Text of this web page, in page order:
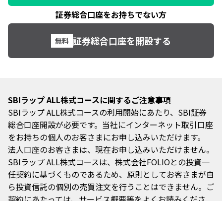
既にいずれかのコースを契約済みの場合は、ラップサマ
リー画面のタブから、別のコースをお申込みいただけま
プサマリー」画面上の「購入＞」ボタンから購入画面へ
移動してください。
※「すべて」タブを選択時に「購入＞」を選択すると、
コース選択画面が表示されます。
方法２：「ラップサマリー」画面にあるメニューの「購
入＞」ボタンから、コース選択画面を開き、
申し込みたいコースを選択して購入画面へ移動してくだ
さい。
※「すべて」タブを選択時に「積立＞」を選択すると、
コース選択画面が表示されます。
方法２：「ラップサマリー」画面にあるメニューの「積
立＞」ボタンから、コース選択画面を開き、
申し込みたいコースを選択して積立設定画面へ移動して
ください。
却＞」ボタンから、コース選択画面を開き、申し込みた
いコースを選択して金額指定売却画面へ移動してくださ
い。
「ラップサマリー」画面にあるメニューの「解約（全売
取引履歴
お客さまが「購入」、「積立」、「金額指定売却」、
「解約（全売却）」で入力した履歴が表示されます。
「注文状況」欄にて各取引が現在どのような状態かをご
確認いただけます。
証券総合口座をお持ちでない方
無料 証券総合口座を開設する
SBIラップ ALL株式コースに関するご注意事項
SBIラップ ALL株式コースの利用開始にあたり、SBI証券
総合口座開設が必要です。当社にインターネット取引口座
をお持ちの個人のお客さまにお申し込みいただけます。
法人口座のお客さまは、現在お申し込みいただけません。
SBIラップ ALL株式コースは、株式会社FOLIOとの投資一
任契約に基づくものであるため、原則としてお客さまが自
ら投資信託の個別の売買注文を行うことはできません。ご